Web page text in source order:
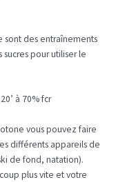
sont des entraînements
pour utiliser le
à 70% fcr
vous pouvez faire
différents appareils de
de fond, natation).
plus vite et votre